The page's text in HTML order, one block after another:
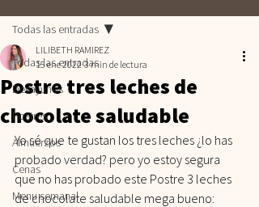
Todas las entradas
Desayunos
Postres
Almuerzos
Cenas
Menu semanal
Todas las entradas
Postre tres leches de
chocolate saludable
LILIBETH RAMIREZ
15 ene 2022 3 min de lectura
Yo sé que te gustan los tres leches ¿lo has
probado verdad? pero yo estoy segura
que no has probado este Postre 3 leches
de chocolate saludable mega bueno: